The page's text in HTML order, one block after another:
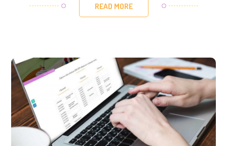
READ MORE